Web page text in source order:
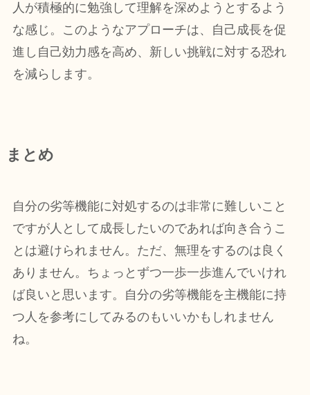
人が積極的に勉強して理解を深めようとするよう
な感じ。このようなアプローチは、自己成長を促
進し自己効力感を高め、新しい挑戦に対する恐れ
を減らします。
まとめ
自分の劣等機能に対処するのは非常に難しいこと
ですが人として成長したいのであれば向き合うこ
とは避けられません。ただ、無理をするのは良く
ありません。ちょっとずつ一歩一歩進んでいけれ
ば良いと思います。自分の劣等機能を主機能に持
つ人を参考にしてみるのもいいかもしれません
ね。